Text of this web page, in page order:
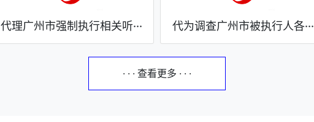
代理广州市强制执行相关听··· 代为调查广州市被执行人各···
· · · 查看更多 · · ·